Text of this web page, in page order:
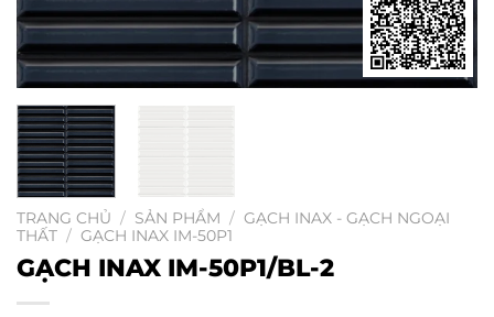
TRANG CHỦ / SẢN PHẨM / GẠCH INAX - GẠCH NGOẠI
THẤT / GẠCH INAX IM-50P1
GẠCH INAX IM-50P1/BL-2